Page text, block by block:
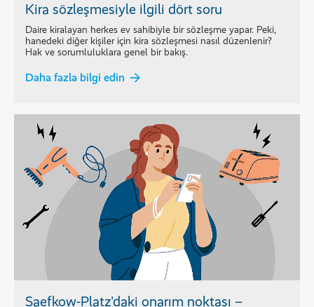
Kira sözleşmesiyle ilgili dört soru
Daire kiralayan herkes ev sahibiyle bir sözleşme yapar. Peki,
hanedeki diğer kişiler için kira sözleşmesi nasıl düzenlenir?
Hak ve sorumluluklara genel bir bakış.
Daha fazla bilgi edin
Saefkow-Platz'daki onarım noktası –